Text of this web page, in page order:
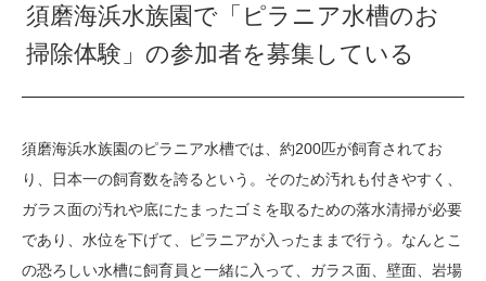
須磨海浜水族園で「ピラニア水槽のお
掃除体験」の参加者を募集している
須磨海浜水族園のピラニア水槽では、約200匹が飼育されてお
り、日本一の飼育数を誇るという。そのため汚れも付きやすく、
ガラス面の汚れや底にたまったゴミを取るための落水清掃が必要
であり、水位を下げて、ピラニアが入ったままで行う。なんとこ
の恐ろしい水槽に飼育員と一緒に入って、ガラス面、壁面、岩場